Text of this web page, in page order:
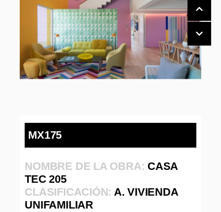
MX175
NOMBRE DE LA OBRA: CASA
TEC 205
CLASIFICACIÓN:A. VIVIENDA
UNIFAMILIAR